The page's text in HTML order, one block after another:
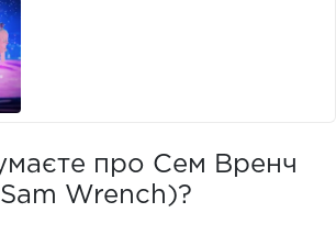
про Сем Вренч
Wrench)?